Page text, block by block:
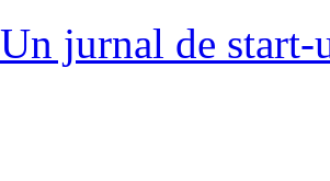
Un jurnal de start-